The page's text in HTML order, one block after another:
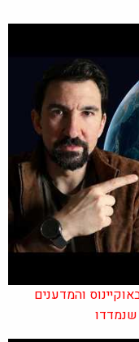
באוקיינוס והמדענים